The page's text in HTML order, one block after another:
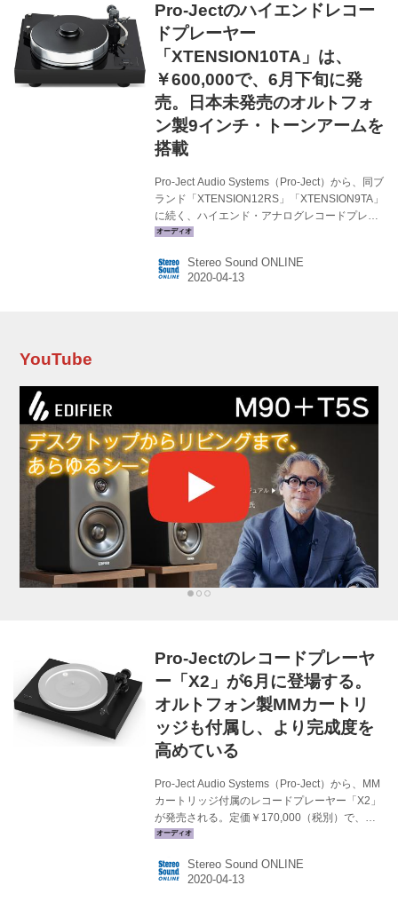
￥600,000で、6月下旬に発売。日本未発売のオ
ルトフォン製9インチ・トーンアームを搭載 -
Stereo Sou...
Pro-Jectのハイエンドレコー
ドプレーヤー
「XTENSION10TA」は、
￥600,000で、6月下旬に発
売。日本未発売のオルトフォ
ン製9インチ・トーンアームを
搭載
Pro-Ject Audio Systems（Pro-Ject）から、同ブ
ランド「XTENSION12RS」「XTENSION9TA」
に続く、ハイエンド・アナログレコードプレー
ヤー「XTENSION10TA」が発売される。定価
XTENSION10TAは、最上位機種
XTENSION12RS同様のマグネットサポート式
備えながら、取り回...
Stereo Sound ONLINE
YouTube
Pro-Jectのレコードプレーヤ
ー「X2」が6月に登場する。
オルトフォン製MMカートリ
ッジも付属し、より完成度を
高めている
Pro-Ject Audio Systems（Pro-Ject）から、MM
カートリッジ付属のレコードプレーヤー「X2」
が発売される。定価￥170,000（税別）で、マ
ット・ブラックとマット・ホワイトは6月下旬、
Pro-Jectは、CD（コンパクトディスク）がオー
ディオの主流になり始めた1991年に創業され
Stereo Sound ONLINE